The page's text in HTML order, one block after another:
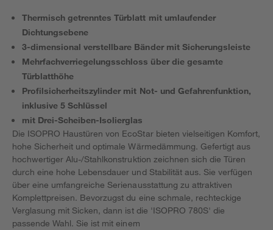
Thermisch getrenntes Türblatt mit umlaufender
Dichtungsebene
3-dimensional verstellbare Bänder mit Sicherungsleiste
Mehrfachverriegelungsschloss über die gesamte
Türblatthöhe
Profilsicherheitszylinder mit Not- und Gefahrenfunktion,
inklusive 5 Schlüssel
mit Drei-Scheiben-Isolierglas
Die ISOPRO Haustüren von EcoStar bieten vielseitigen Komfort,
hohe Sicherheit und optimale Wärmedämmung. Gefertigt aus
hochwertiger Alu-/Stahlkonstruktion zeichnen sich die Türen
durch eine hohe Lebensdauer und Stabilität aus. Sie verfügen
über eine umfangreiche Serienausstattung zu attraktiven
Komplettpreisen. Bevorzugst du eine schmale, rechteckige
Verglasung mit Sicken, dann ist die 'ISOPRO 780S' die
passende Wahl. Sie ist mit einem